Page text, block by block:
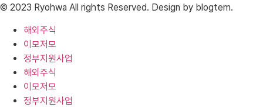
© 2023 Ryohwa All rights Reserved. Design by blogtem.
해외주식
이모저모
정부지원사업
해외주식
이모저모
정부지원사업